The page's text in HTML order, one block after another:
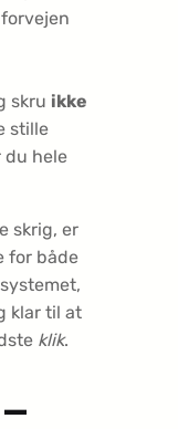
skru ikke
stille
du hele
skrig, er
for både
klar til at
klik.